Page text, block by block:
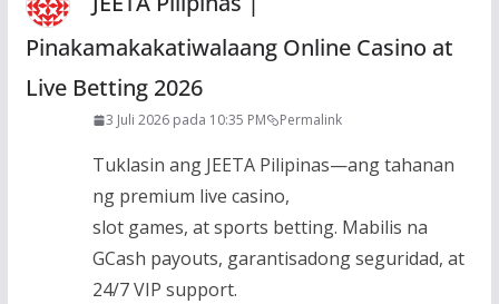
Pinakamaka‍katiwalaang Online Casino at
Live Betting 2026
3 Juli 2026 pada 10:35 PM Permalink
Tuklasin ang JEETA Pilipinas—ang tahanan
ng premium live casino,
slot games, at sports betting. Mabilis na
GCash payouts, garantisadong seguridad, at
24/7 VIP support.